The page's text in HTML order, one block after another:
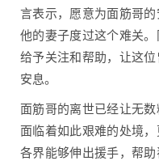
言表示，愿意为面筋哥
他的妻子度过这个难关
给予关注和帮助，让这
安息。
面筋哥的离世已经让无
面临着如此艰难的处境
各界能够伸出援手，帮